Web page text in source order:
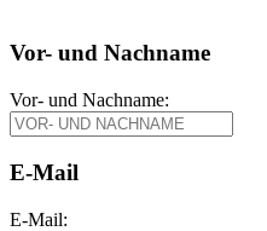
Vor- und Nachname
Vor- und Nachname:
E-Mail
E-Mail: